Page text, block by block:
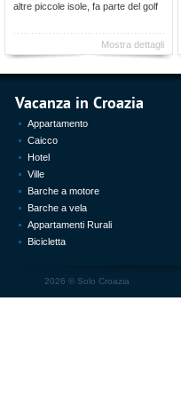
altre piccole isole, fa parte del golf
Mostra dettagli
Vacanza in Croazia
Appartamento
Caicco
Hotel
Ville
Barche a motore
Barche a vela
Appartamenti Rurali
Bicicletta
2026 © Solo Croazia